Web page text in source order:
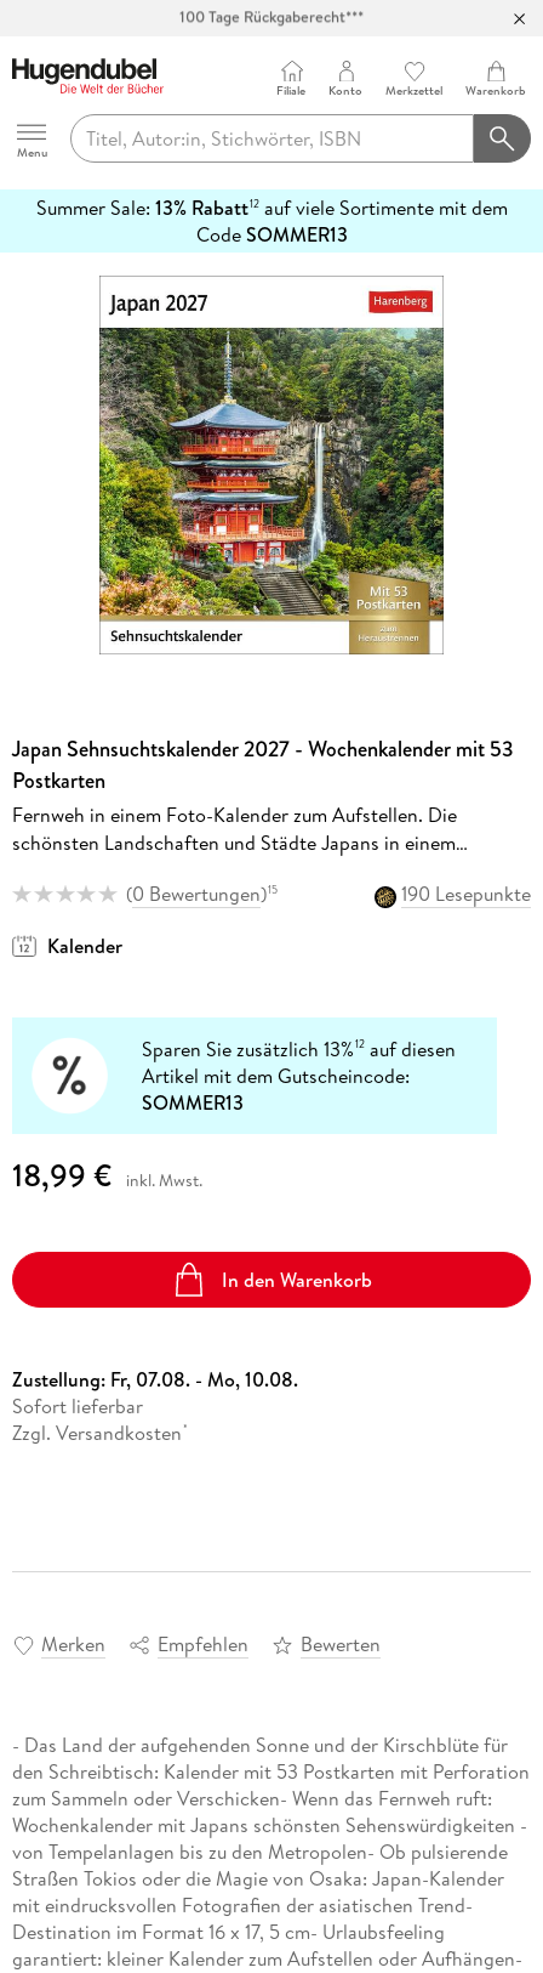
Abholung in über 100 Filialen
Hugendubel
Menu
Filiale Konto Merkzettel Warenkorb
Summer Sale: 13% Rabatt12auf viele Sortimente mit dem
CodeSOMMER13
erfahren
Japan Sehnsuchtskalender 2027 - Wochenkalender mit 53
Postkarten
Fernweh in einem Foto-Kalender zum Aufstellen. Die
schönsten Landschaften und Städte Japans in einem
(0 Bewertungen)15
190 Lesepunkte
Kalender
Sparen Sie zusätzlich 13%12 auf diesen
Artikel mit dem Gutscheincode:
SOMMER13
18,99 € inkl. Mwst.
In den Warenkorb
Zustellung: Fr, 07.08. - Mo, 10.08.
Sofort lieferbar
Zzgl. Versandkosten *
Merken Empfehlen Bewerten
- Das Land der aufgehenden Sonne und der Kirschblüte für
den Schreibtisch: Kalender mit 53 Postkarten mit Perforation
zum Sammeln oder Verschicken- Wenn das Fernweh ruft:
Wochenkalender mit Japans schönsten Sehenswürdigkeiten -
von Tempelanlagen bis zu den Metropolen- Ob pulsierende
Straßen Tokios oder die Magie von Osaka: Japan-Kalender
mit eindrucksvollen Fotografien der asiatischen Trend-
Destination im Format 16 x 17, 5 cm- Urlaubsfeeling
garantiert: kleiner Kalender zum Aufstellen oder Aufhängen-